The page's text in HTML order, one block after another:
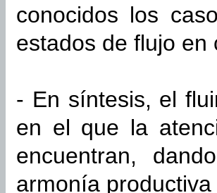
conocidos los
estados de flujo en
- En síntesis, el
en el que la
encuentran,
armonía